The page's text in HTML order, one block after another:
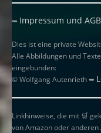
➥ Impressum und AGB
Dies ist eine private
Alle Abbildungen und
eingebunden:
© Wolfgang Autenrieth ➥
Linkhinweise, die mit 🛒
von Amazon oder